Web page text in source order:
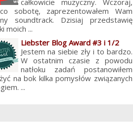
całkowicie muzyczny. Wczoraj,
sobotę, zaprezentowałem Wam
soundtrack. Dzisiaj przedstawię
moich ...
Liebster Blog Award #3 i 1/2
Jestem na siebie zły i to bardzo.
W ostatnim czasie z powodu
natłoku zadań postanowiłem
na bok kilka pomysłów związanych
...